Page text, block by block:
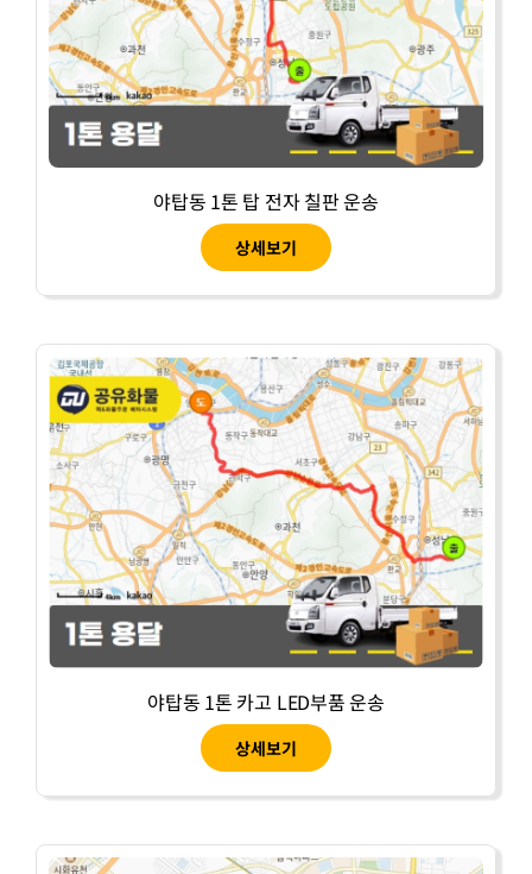
야탑동 1톤 탑 전자 칠판 운송
상세보기
야탑동 1톤 카고 LED부품 운송
상세보기